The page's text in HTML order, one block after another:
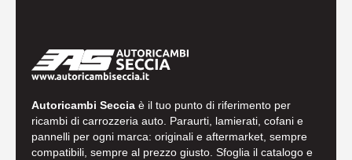
Autoricambi Seccia è il tuo punto di riferimento per
ricambi di carrozzeria auto. Paraurti, lamierati, cofani e
pannelli per ogni marca: originali e aftermarket, sempre
compatibili, sempre al prezzo giusto. Sfoglia il catalogo e